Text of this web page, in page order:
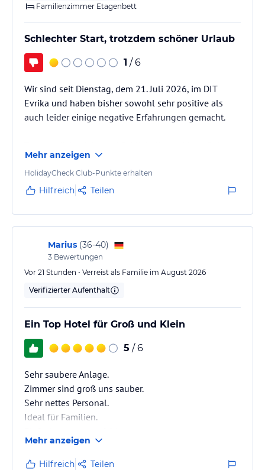
Familienzimmer Etagenbett
Schlechter Start, trotzdem schöner Urlaub
1 / 6
Wir sind seit Dienstag, dem 21. Juli 2026, im DIT
Evrika und haben bisher sowohl sehr positive als
auch leider einige negative Erfahrungen gemacht.
erwähnen. Das Essen ist sehr gut und
abwechslungsreich. Besonders praktisch für Familien
ist, dass sich die Kinder beinahe rund um die Uhr
können. Auch die Lage des Hotels und die gesamte
Hotelanlage gefallen uns sehr gut.
Besonders schön finden wir auch die Umgebung…
Mehr anzeigen
HolidayCheck Club-Punkte erhalten
Hilfreich Teilen
Marius (36-40)
3 Bewertungen
Vor 21 Stunden • Verreist als Familie im August 2026
Verifizierter Aufenthalt
Ein Top Hotel für Groß und Klein
5 / 6
Sehr saubere Anlage.
Zimmer sind groß uns sauber.
Sehr nettes Personal.
Ideal für Familien.
Preis Leistung einfach top.
Mehr anzeigen
Hilfreich Teilen